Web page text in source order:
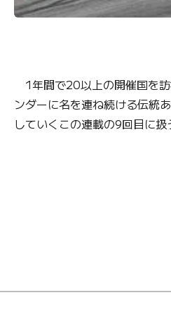
1年間で20以上の開催国を
ンダーに名を連ね続ける伝統
していくこの連載の9回目に